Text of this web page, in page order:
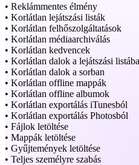
• Reklámmentes élmény
• Korlátlan lejátszási listák
• Korlátlan felhőszolgáltatások
• Korlátlan médiaarchiválás
• Korlátlan kedvencek
• Korlátlan dalok a lejátszási
• Korlátlan dalok a sorban
• Korlátlan offline mappák
• Korlátlan offline albumok
• Korlátlan exportálás iTunesból
• Korlátlan exportálás Photosból
• Fájlok letöltése
• Mappák letöltése
• Gyűjtemények letöltése
• Teljes személyre szabás